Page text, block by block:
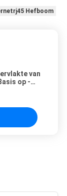
Hefboom
van
op -